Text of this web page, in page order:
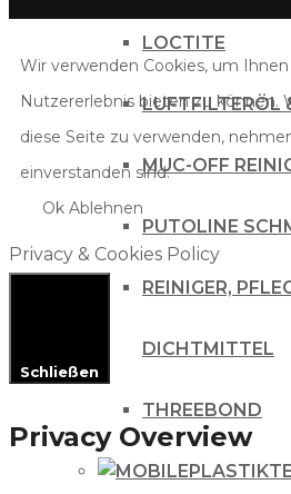
LOCTITE
LUFTFILTERÖL
MUC-OFF
PUTOLINE
REINIGER,
DICHTMITTEL
THREEBOND
Wir verwenden Cookies, um
Nutzererlebnis bieten zu können.
diese Seite zu verwenden,
einverstanden sind.
Ok Ablehnen
Privacy & Cookies Policy
Schließen
Privacy Overview